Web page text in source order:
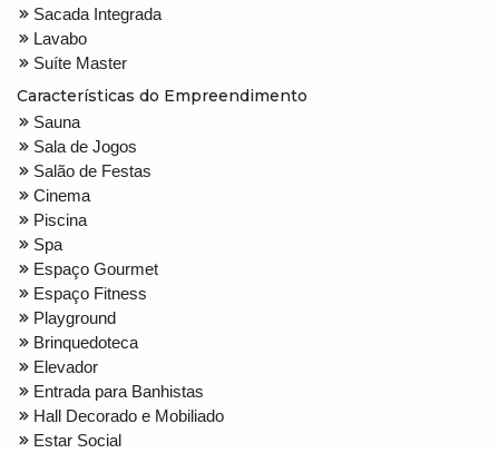
Sacada Integrada
Lavabo
Suíte Master
Características do Empreendimento
Sauna
Sala de Jogos
Salão de Festas
Cinema
Piscina
Spa
Espaço Gourmet
Espaço Fitness
Playground
Brinquedoteca
Elevador
Entrada para Banhistas
Hall Decorado e Mobiliado
Estar Social